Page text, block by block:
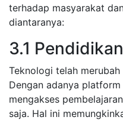
terhadap masyarakat
diantaranya:
3.1 Pendidikan
Teknologi telah
Dengan adanya
mengakses
saja. Hal ini